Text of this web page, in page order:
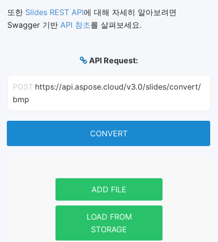
또한 Slides REST API에 대해 자세히 알아보려면
Swagger 기반 API 참조를 살펴보세요.
API Request:
POST https://api.aspose.cloud/v3.0/slides/convert/
bmp
CONVERT
ADD FILE
LOAD FROM
STORAGE